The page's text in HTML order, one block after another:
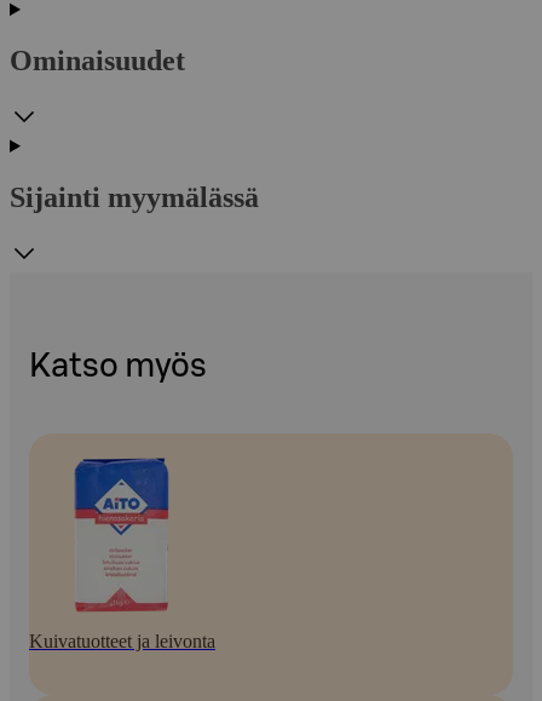
Ominaisuudet
Sijainti myymälässä
Katso myös
Kuivatuotteet ja leivonta